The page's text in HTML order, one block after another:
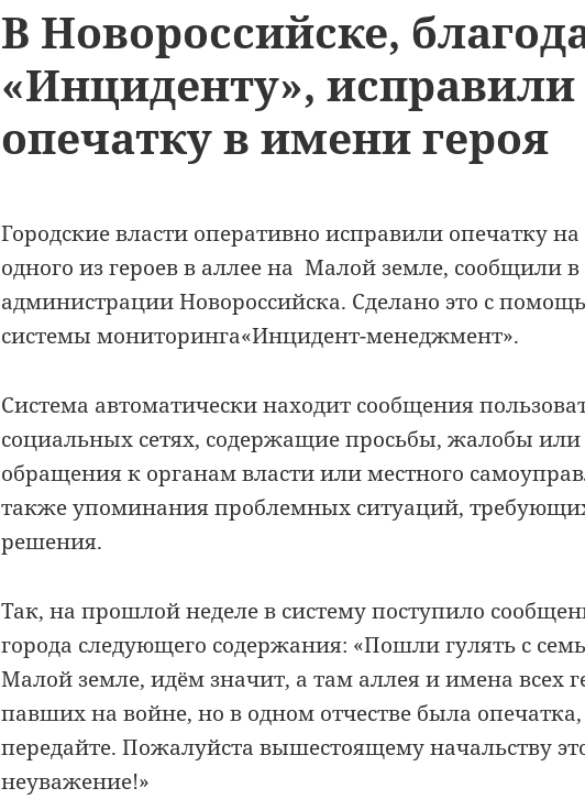
В Новороссийске,
«Инциденту», исправили
опечатку в имени героя
Городские власти оперативно исправили опечатку на
одного из героев в аллее на Малой земле, сообщили в
администрации Новороссийска. Сделано это с
системы мониторинга«Инцидент-менеджмент».
Система автоматически находит сообщения
социальных сетях, содержащие просьбы, жалобы или
обращения к органам власти или местного
также упоминания проблемных ситуаций,
решения.
Так, на прошлой неделе в систему поступило
города следующего содержания: «Пошли гулять с
Малой земле, идём значит, а там аллея и имена всех
павших на войне, но в одном отчестве была опечатка,
передайте. Пожалуйста вышестоящему начальству
неуважение!»